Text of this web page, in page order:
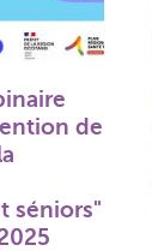
de
séniors"